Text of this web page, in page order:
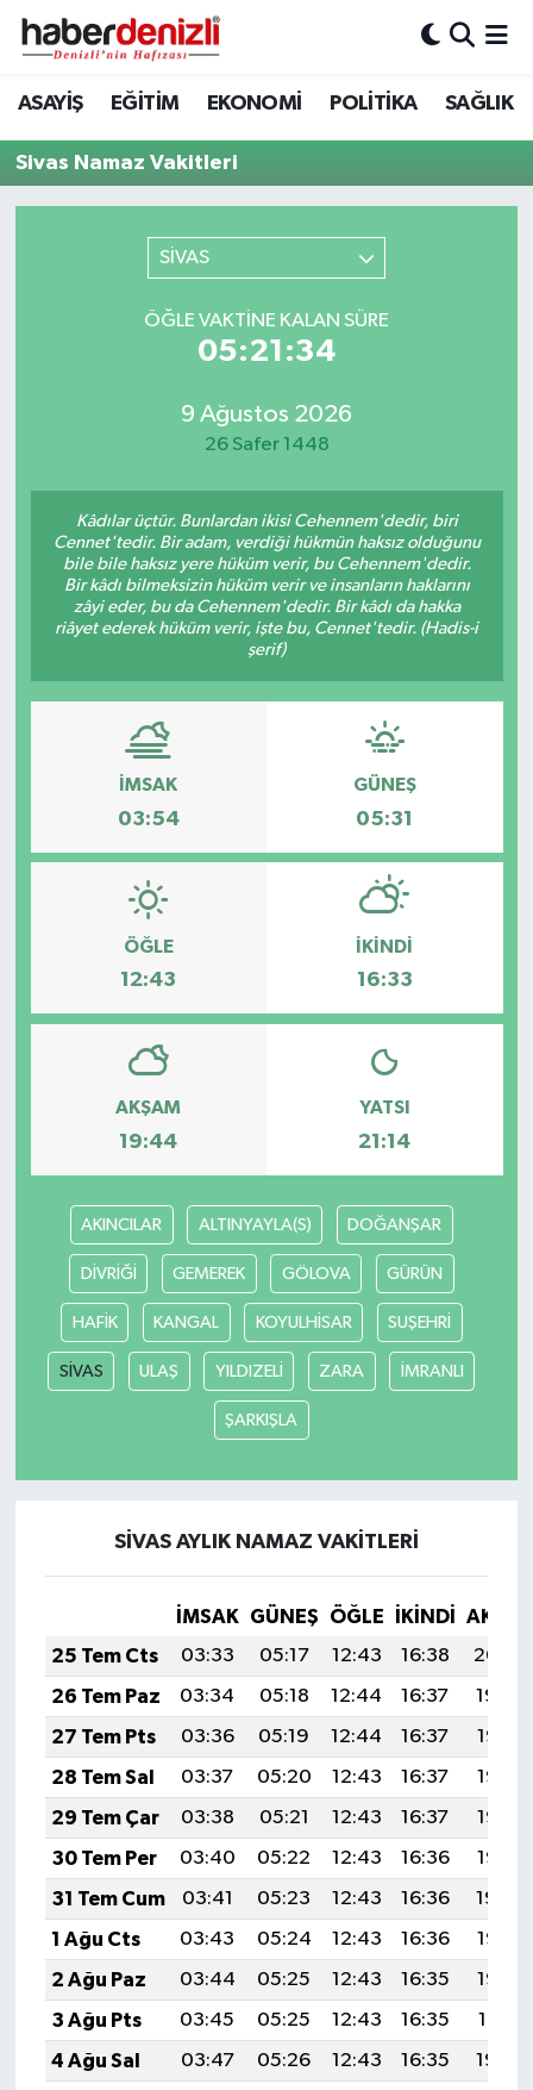
ASAYİŞ EĞİTİM EKONOMİ POLİTİKA SAĞLIK
Sivas Namaz Vakitleri
SİVAS
ÖĞLE VAKTINE KALAN SÜRE
05:21:34
9 Ağustos 2026
26 Safer 1448
Kâdılar üçtür. Bunlardan ikisi Cehennem'dedir, biri
Cennet'tedir. Bir adam, verdiği hükmün haksız olduğunu
bile bile haksız yere hüküm verir, bu Cehennem'dedir.
Bir kâdı bilmeksizin hüküm verir ve insanların haklarını
zâyi eder, bu da Cehennem'dedir. Bir kâdı da hakka
riâyet ederek hüküm verir, işte bu, Cennet'tedir. (Hadis-i
şerif)
İMSAK
03:54
GÜNEŞ
05:31
ÖĞLE
12:43
İKINDI
16:33
AKŞAM
19:44
YATSI
21:14
AKINCILAR ALTINYAYLA(S) DOĞANŞAR
DİVRİĞİ GEMEREK GÖLOVA GÜRÜN
HAFİK KANGAL KOYULHİSAR SUŞEHRİ
SİVAS ULAŞ YILDIZELİ ZARA İMRANLI
ŞARKIŞLA
SİVAS AYLIK NAMAZ VAKITLERI
İMSAK GÜNEŞ ÖĞLE İKINDI
25 Tem Cts
03:33 05:17 12:43 16:38
20:00
26 Tem Paz
03:34 05:18 12:44 16:37
19:59
27 Tem Pts
03:36 05:19 12:44 16:37
19:58
28 Tem Sal
03:37 05:20 12:43 16:37
19:57
29 Tem Çar
03:38 05:21 12:43 16:37
19:56
30 Tem Per
03:40 05:22 12:43 16:36
19:55
31 Tem Cum
03:41 05:23 12:43 16:36
19:54
1 Ağu Cts
03:43 05:24 12:43 16:36
19:53
2 Ağu Paz
03:44 05:25 12:43 16:35
19:52
3 Ağu Pts
03:45 05:25 12:43 16:35
19:51
4 Ağu Sal
03:47 05:26 12:43 16:35
19:50
Denizli Nöbetçi Eczaneler
Denizli Hava Durumu
Denizli Trafik Yoğunluk Haritası
Tüm Manşetler